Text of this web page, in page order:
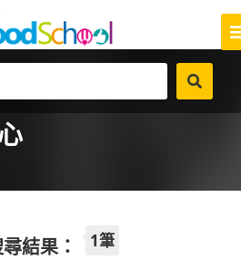
結果： 1筆